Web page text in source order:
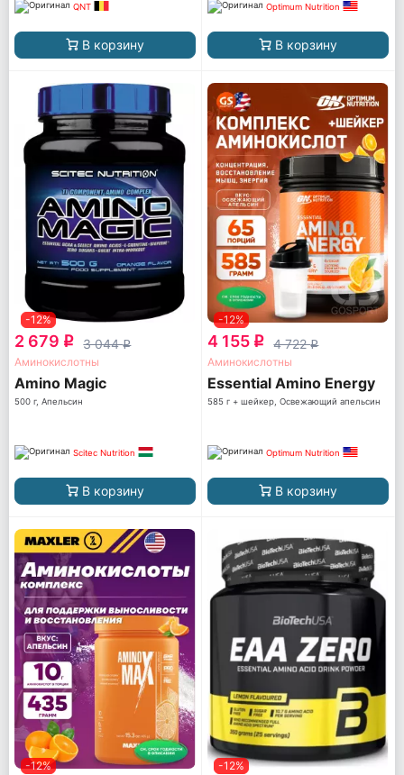
QNT
В корзину
Optimum Nutrition
В корзину
-12%
2 679 q 3 044q
Аминокислотны
Amino Magic
500 г, Апельсин
Scitec Nutrition
В корзину
-12%
4 155 q 4 722q
Аминокислотны
Essential Amino Energy
585 г + шейкер, Освежающий апельсин
Optimum Nutrition
В корзину
-12% -12%